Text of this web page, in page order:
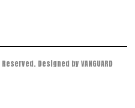
Designed by VANGUARD